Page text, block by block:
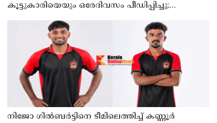
കൂട്ടുകാരിയെയും ഒരേദിവസം പീഡിപ്പിച്ചു;
സ്വദേശിയായ 23 വയസുകാരൻ പിടിയിൽ
നിജോ ഗിൽബർട്ടിനെ ടീമിലെത്തിച്ച് കണ്ണൂർ